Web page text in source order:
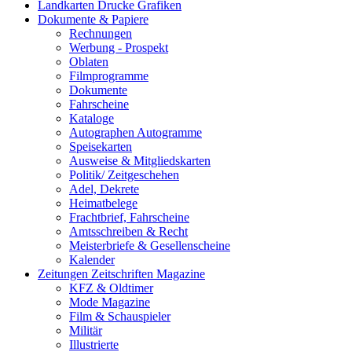
Landkarten Drucke Grafiken
Dokumente & Papiere
Rechnungen
Werbung - Prospekt
Oblaten
Filmprogramme
Dokumente
Fahrscheine
Kataloge
Autographen Autogramme
Speisekarten
Ausweise & Mitgliedskarten
Politik/ Zeitgeschehen
Adel, Dekrete
Heimatbelege
Frachtbrief, Fahrscheine
Amtsschreiben & Recht
Meisterbriefe & Gesellenscheine
Kalender
Zeitungen Zeitschriften Magazine
KFZ & Oldtimer
Mode Magazine
Film & Schauspieler
Militär
Illustrierte